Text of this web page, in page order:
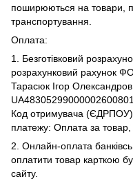
поширюються на товари,
транспортування.
Оплата:
1. Безготівковий
розрахунковий рахунок
Тарасюк Ігор
Код отримувача
платежу: Оплата за
2. Онлайн-оплата
оплатити товар карткою
сайту.